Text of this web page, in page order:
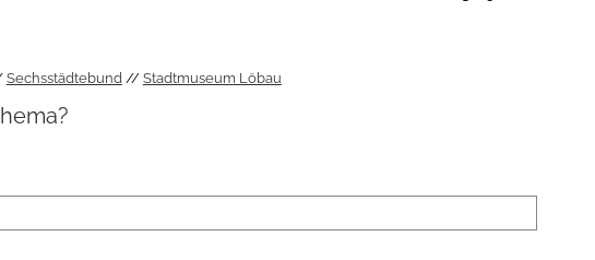
Sechsstädtebund Stadtmuseum Löbau